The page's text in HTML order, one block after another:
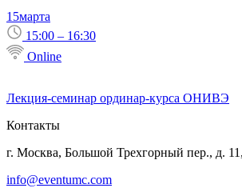
15марта
15:00 – 16:30
Online
Лекция-семинар ординар-курса ОНИВЭ
Контакты
г. Москва, Большой Трехгорный пер., д.
info@eventumc.com